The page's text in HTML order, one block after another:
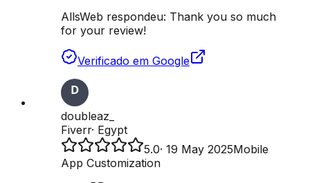
AllsWeb respondeu: Thank you so much
for your review!
Verificado em Google
doubleaz_
Fiverr· Egypt
5.0· 19 May 2025Mobile
App Customization